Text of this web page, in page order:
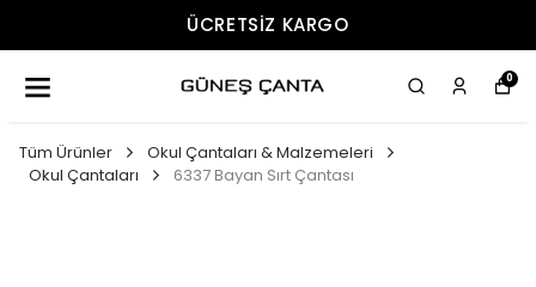
ÜCRETSIZ KARGO
0
Tüm Ürünler
Okul Çantaları & Malzemeleri
Okul Çantaları
6337 Bayan Sırt Çantası